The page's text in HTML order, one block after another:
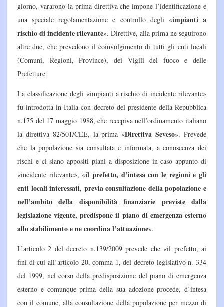
giorno, vararono la prima direttiva che impone l’identificazione e
una speciale regolamentazione e controllo degli «impianti a
rischio di incidente rilevante». Direttive, alla prima ne seguirono
altre due, che prevedono il coinvolgimento di tutti gli enti locali
(Comuni, Regioni, Province), dei Vigili del fuoco e delle
Prefetture.
La classificazione degli «impianti a rischio di incidente rilevante»
fu introdotta in Italia con decreto del presidente della Repubblica
n.175 del 17 maggio 1988, che recepiva nell’ordinamento italiano
la direttiva 82/501/CEE, la prima «Direttiva Seveso». Prevede
che la popolazione sia consultata e informata, a conoscenza dei
rischi e ci siano appositi piani a disposizione in caso appunto di
«incidente rilevante», «il prefetto, d’intesa con le regioni e gli
enti locali interessati, previa consultazione della popolazione e
nell’ambito della disponibilità finanziarie previste dalla
legislazione vigente, predispone il piano di emergenza esterno
allo stabilimento e ne coordina l’attuazione».
L’articolo 2 del decreto n.139/2009 prevede che «il prefetto, ai
fini di cui all’articolo 20, comma 1, del decreto legislativo n. 334
del 1999, nel corso della predisposizione del piano di emergenza
esterno e comunque prima della sua adozione procede, d’intesa
con il comune, alla consultazione della popolazione per mezzo di